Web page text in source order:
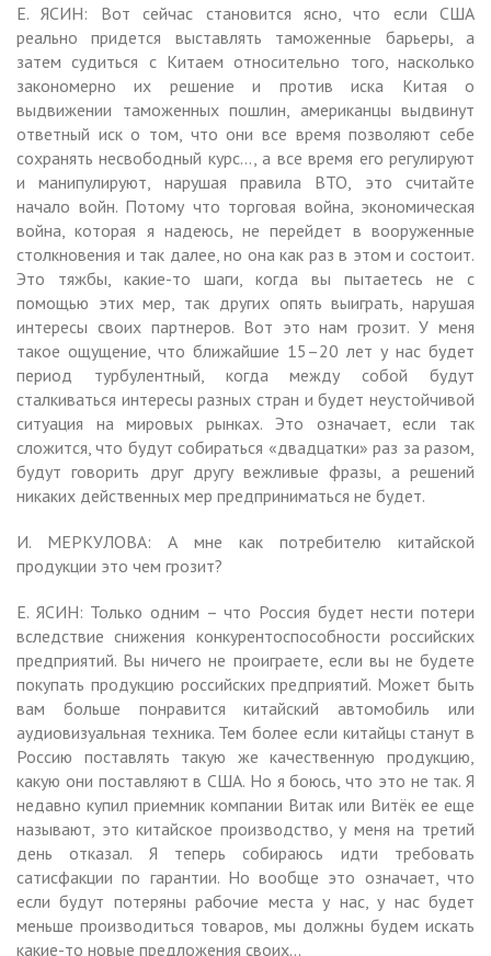
Е. ЯСИН: Вот сейчас становится ясно, что если США
реально придется выставлять таможенные барьеры, а
затем судиться с Китаем относительно того, насколько
закономерно их решение и против иска Китая о
выдвижении таможенных пошлин, американцы выдвинут
ответный иск о том, что они все время позволяют себе
сохранять несвободный курс…, а все время его регулируют
и манипулируют, нарушая правила ВТО, это считайте
начало войн. Потому что торговая война, экономическая
война, которая я надеюсь, не перейдет в вооруженные
столкновения и так далее, но она как раз в этом и состоит.
Это тяжбы, какие-то шаги, когда вы пытаетесь не с
помощью этих мер, так других опять выиграть, нарушая
интересы своих партнеров. Вот это нам грозит. У меня
такое ощущение, что ближайшие 15–20 лет у нас будет
период турбулентный, когда между собой будут
сталкиваться интересы разных стран и будет неустойчивой
ситуация на мировых рынках. Это означает, если так
сложится, что будут собираться «двадцатки» раз за разом,
будут говорить друг другу вежливые фразы, а решений
никаких действенных мер предприниматься не будет.
И. МЕРКУЛОВА: А мне как потребителю китайской
продукции это чем грозит?
Е. ЯСИН: Только одним – что Россия будет нести потери
вследствие снижения конкурентоспособности российских
предприятий. Вы ничего не проиграете, если вы не будете
покупать продукцию российских предприятий. Может быть
вам больше понравится китайский автомобиль или
аудиовизуальная техника. Тем более если китайцы станут в
Россию поставлять такую же качественную продукцию,
какую они поставляют в США. Но я боюсь, что это не так. Я
недавно купил приемник компании Витак или Витёк ее еще
называют, это китайское производство, у меня на третий
день отказал. Я теперь собираюсь идти требовать
сатисфакции по гарантии. Но вообще это означает, что
если будут потеряны рабочие места у нас, у нас будет
меньше производиться товаров, мы должны будем искать
какие-то новые предложения своих…